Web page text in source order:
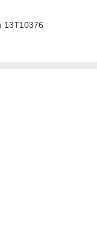
13Т10376